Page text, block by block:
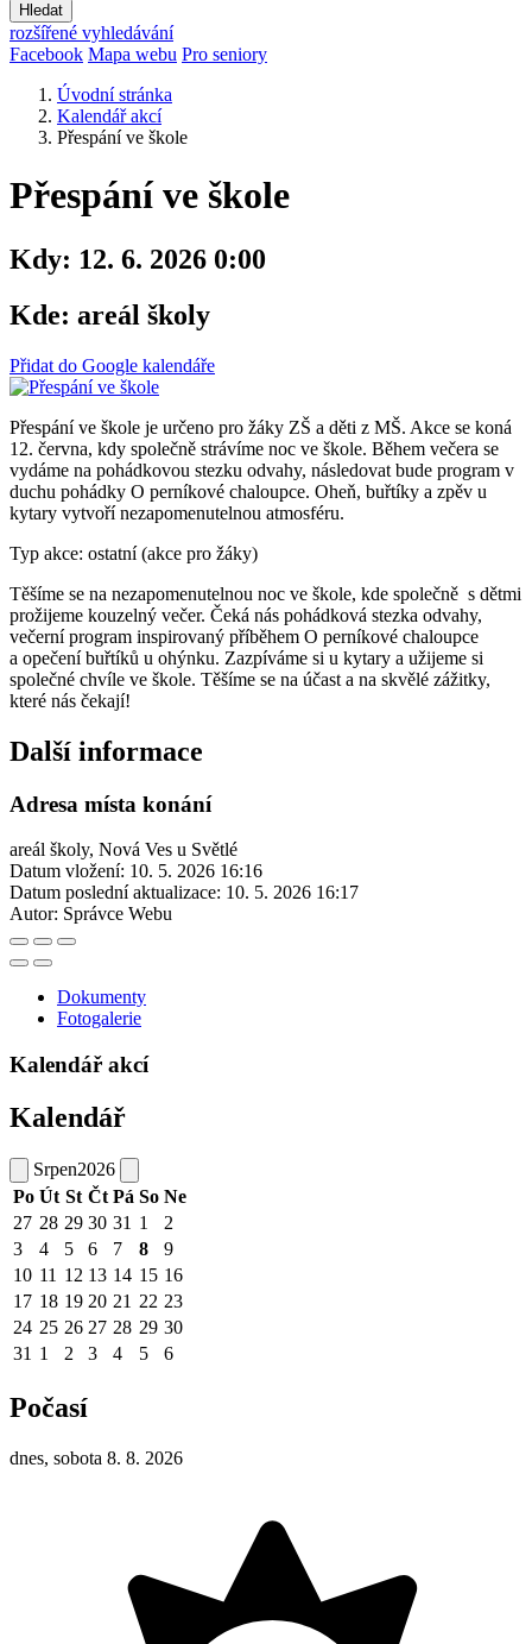
Hledat
rozšířené vyhledávání
Facebook Mapa webu Pro seniory
Úvodní stránka
Kalendář akcí
Přespání ve škole
Přespání ve škole
Kdy: 12. 6. 2026 0:00
Kde: areál školy
Přidat do Google kalendáře
Přespání ve škole je určeno pro žáky ZŠ a děti z MŠ. Akce se koná
12. června, kdy společně strávíme noc ve škole. Během večera se
vydáme na pohádkovou stezku odvahy, následovat bude program v
duchu pohádky O perníkové chaloupce. Oheň, buřtíky a zpěv u
kytary vytvoří nezapomenutelnou atmosféru.
Typ akce: ostatní (akce pro žáky)
Těšíme se na nezapomenutelnou noc ve škole, kde společně s dětmi
prožijeme kouzelný večer. Čeká nás pohádková stezka odvahy,
večerní program inspirovaný příběhem O perníkové chaloupce
a opečení buřtíků u ohýnku. Zazpíváme si u kytary a užijeme si
společné chvíle ve škole. Těšíme se na účast a na skvělé zážitky,
které nás čekají!
Další informace
Adresa místa konání
areál školy, Nová Ves u Světlé
Datum vložení: 10. 5. 2026 16:16
Datum poslední aktualizace: 10. 5. 2026 16:17
Autor: Správce Webu
Dokumenty
Fotogalerie
Kalendář akcí
Kalendář
Srpen2026
Po Út St Čt Pá So Ne
27 28 29 30 31 1
2
3
4 5 6 7 8
9
10 11 12 13 14 15 16
17 18 19 20 21 22 23
24 25 26 27 28 29 30
31 1 2 3 4 5 6
Počasí
dnes, sobota 8. 8. 2026